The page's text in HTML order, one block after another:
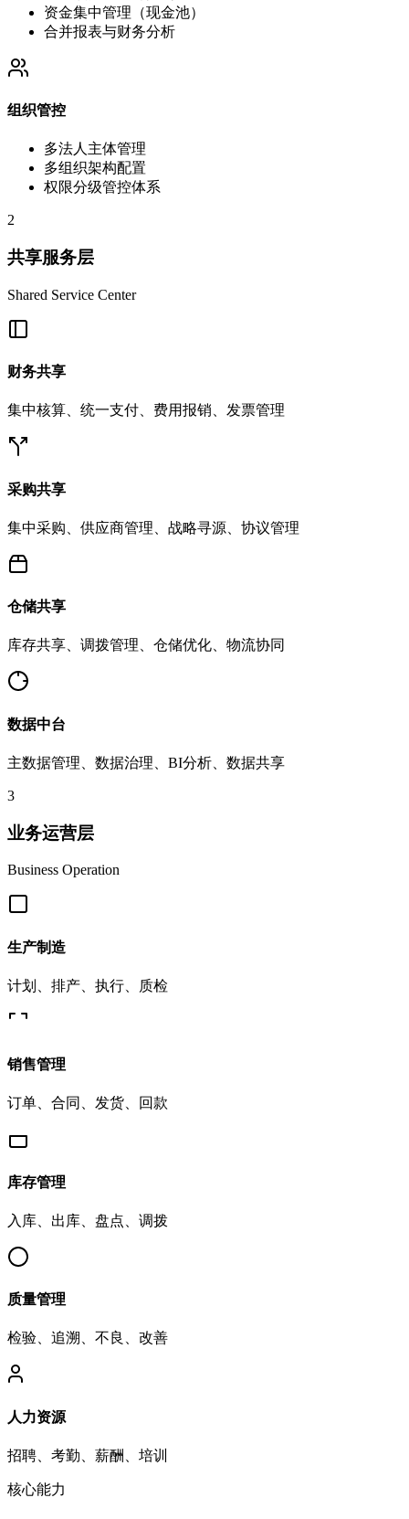
资金集中管理（现金池）
合并报表与财务分析
组织管控
多法人主体管理
多组织架构配置
权限分级管控体系
2
共享服务层
Shared Service Center
财务共享
集中核算、统一支付、费用报销、发票管理
采购共享
集中采购、供应商管理、战略寻源、协议管理
仓储共享
库存共享、调拨管理、仓储优化、物流协同
数据中台
主数据管理、数据治理、BI分析、数据共享
3
业务运营层
Business Operation
生产制造
计划、排产、执行、质检
销售管理
订单、合同、发货、回款
库存管理
入库、出库、盘点、调拨
质量管理
检验、追溯、不良、改善
人力资源
招聘、考勤、薪酬、培训
核心能力